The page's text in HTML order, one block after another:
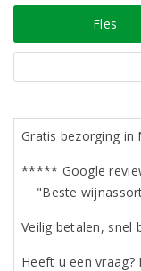
Fles
Gratis bezorging in
***** Google
"Beste
Veilig betalen, snel
Heeft u een